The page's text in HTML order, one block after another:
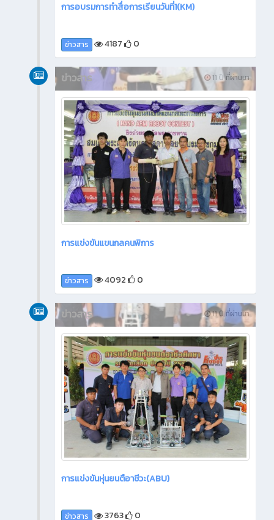
การอบรมการทำสื่อการเรียนวันที่1(KM)
ข่าวสาร 4187 0
11 ปี ที่ผ่านมา
ข่าวสาร
การแข่งขันแขนกลคนพิการ
ข่าวสาร 4092 0
11 ปี ที่ผ่านมา
ข่าวสาร
การแข่งขันหุ่นยนตือาชีวะ(ABU)
ข่าวสาร 3763 0